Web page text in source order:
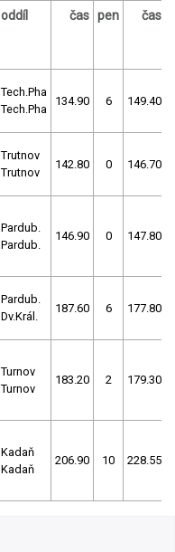
oddíl čas pen čas
Tech.Pha
Tech.Pha
134.90 6 149.40
Trutnov
Trutnov
142.80 0 146.70
Pardub.
Pardub.
146.90 0 147.80
Pardub.
Dv.Král.
187.60 6 177.80
Turnov
Turnov
183.20 2 179.30
Kadaň
Kadaň
206.90 10 228.55